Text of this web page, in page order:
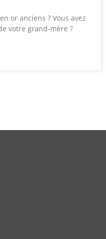
or anciens ? Vous avez
votre grand-mère ?